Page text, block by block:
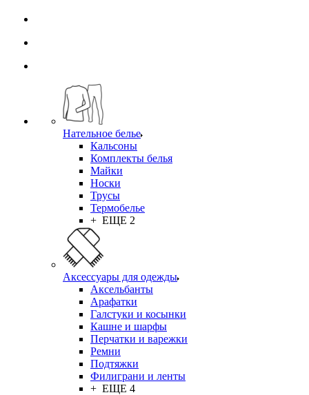
Нательное белье
Кальсоны
Комплекты белья
Майки
Носки
Трусы
Термобелье
+ ЕЩЕ 2
Аксессуары для одежды
Аксельбанты
Арафатки
Галстуки и косынки
Кашне и шарфы
Перчатки и варежки
Ремни
Подтяжки
Филиграни и ленты
+ ЕЩЕ 4